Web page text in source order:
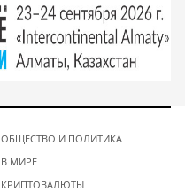
ОБЩЕСТВО И ПОЛИТИКА
В МИРЕ
КРИПТОВАЛЮТЫ